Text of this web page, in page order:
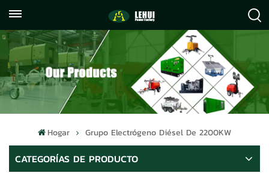
059122071372
info@lehuipowerfactory.com
Hogar Grupo Electrógeno Diésel De 2200KW
CATEGORÍAS DE PRODUCTO